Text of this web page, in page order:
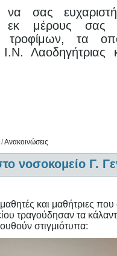
σας
εκ μέρους
τροφίμων, τα
Ι.Ν.
/Ανακοινώσεις
νοσοκομείο Γ.
και μαθήτριες
τραγούδησαν τα
στιγμιότυπα: